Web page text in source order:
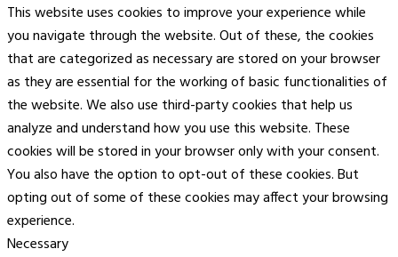
This website uses cookies to improve your experience while
you navigate through the website. Out of these, the cookies
that are categorized as necessary are stored on your browser
as they are essential for the working of basic functionalities of
the website. We also use third-party cookies that help us
analyze and understand how you use this website. These
cookies will be stored in your browser only with your consent.
You also have the option to opt-out of these cookies. But
opting out of some of these cookies may affect your browsing
experience.
Necessary